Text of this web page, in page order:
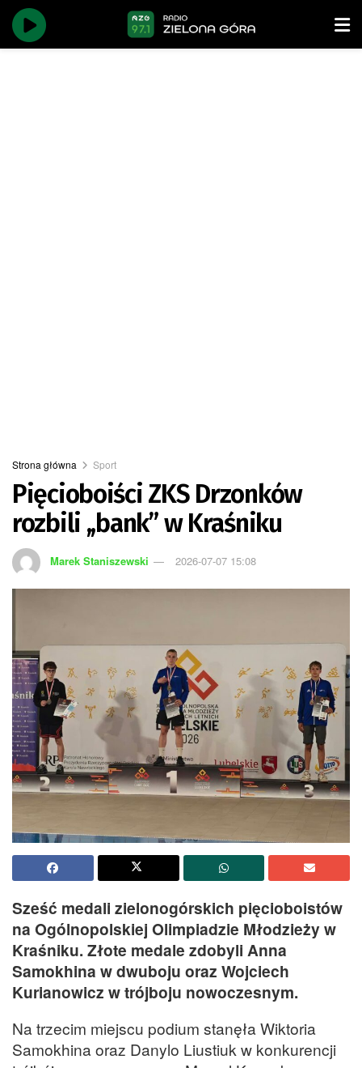
Strona główna Sport
Pięcioboiści ZKS Drzonków
rozbili ,,bank” w Kraśniku
Marek Staniszewski 2026-07-07 15:08
Sześć medali zielonogórskich pięcioboistów
na Ogólnopolskiej Olimpiadzie Młodzieży w
Kraśniku. Złote medale zdobyli Anna
Samokhina w dwuboju oraz Wojciech
Kurianowicz w trójboju nowoczesnym.
Na trzecim miejscu podium stanęła Wiktoria
Samokhina oraz Danylo Liustiuk w konkurencji